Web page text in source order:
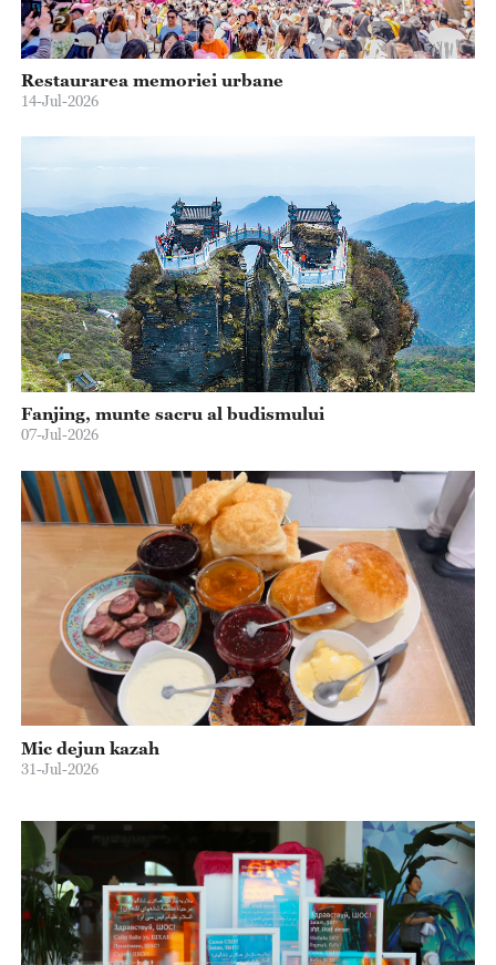
Restaurarea memoriei urbane
14-Jul-2026
Fanjing, munte sacru al budismului
07-Jul-2026
Mic dejun kazah
31-Jul-2026